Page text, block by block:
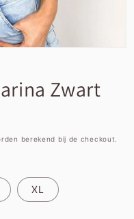
Zwart
berekend bij de checkout.
XL